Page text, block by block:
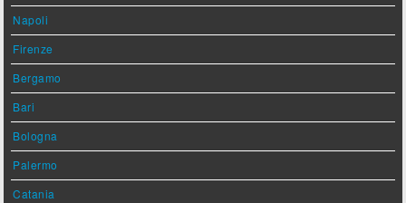
Napoli
Firenze
Bergamo
Bari
Bologna
Palermo
Catania